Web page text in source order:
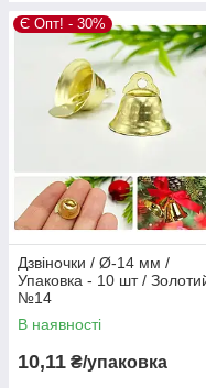
Є Опт! - 30%
Дзвіночки / Ø-14 мм /
Упаковка - 10 шт /
№14
В наявності
10,11 ₴/упаковка